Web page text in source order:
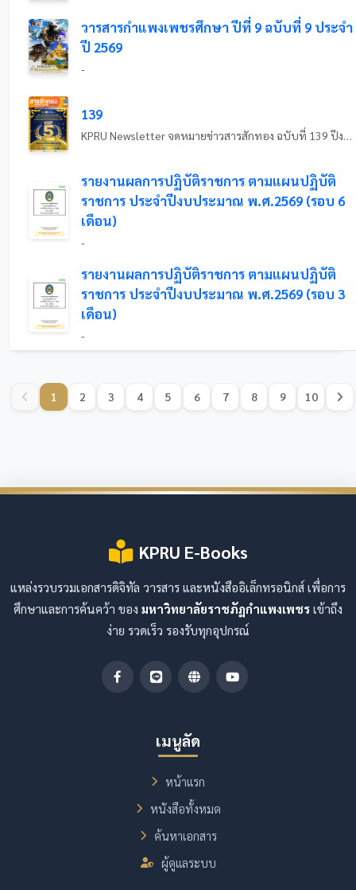
วารสารกำแพงเพชรศึกษา ปีที่ 9 ฉบับที่ 9 ประจำ
ปี 2569
-
139
KPRU Newsletter จดหมายข่าวสารสักทอง ฉบับที่ 139 ปีงบประมาณ 2569 ระหว่างวันที่ 20 - 26 มิถุนายน 2569
รายงานผลการปฏิบัติราชการ ตามแผนปฏิบัติ
ราชการ ประจำปีงบประมาณ พ.ศ.2569 (รอบ 6
เดือน)
-
รายงานผลการปฏิบัติราชการ ตามแผนปฏิบัติ
ราชการ ประจำปีงบประมาณ พ.ศ.2569 (รอบ 3
เดือน)
-
1 2 3 4 5 6 7 8 9 10
KPRU E-Books
แหล่งรวบรวมเอกสารดิจิทัล วารสาร และหนังสืออิเล็กทรอนิกส์ เพื่อการ
ศึกษาและการค้นคว้า ของ มหาวิทยาลัยราชภัฏกำแพงเพชร เข้าถึง
ง่าย รวดเร็ว รองรับทุกอุปกรณ์
เมนูลัด
หน้าแรก
หนังสือทั้งหมด
ค้นหาเอกสาร
ผู้ดูแลระบบ